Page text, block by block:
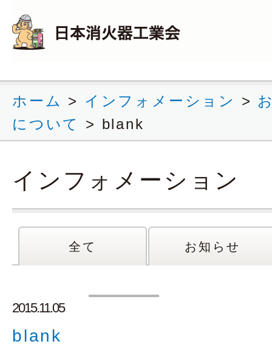
ホーム > インフォメーション >
について
> blank
インフォメーション
全て お知らせ
2015.11.05
blank